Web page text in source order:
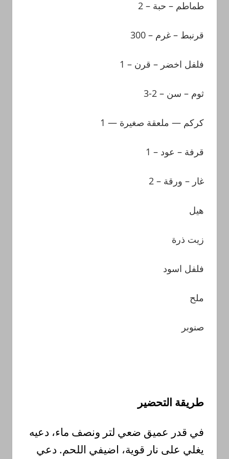
طماطم – حبة – 2
قرنبط – غرم – 300
فلفل اخضر – قرن – 1
ثوم – سن –
2-3
كركم — ملعقة صغيرة — 1
قرفة – عود – 1
غار – ورقة – 2
هيل
زيت ذرة
فلفل اسود
ملح
صنوبر
طريقة التحضير
في قدر عميق ضعي لتر ونصف ماء، دعيه
يغلي على نار قوية، اضيفي اللحم.دعي